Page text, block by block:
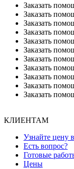
Заказать
Заказать
Заказать
Заказать
Заказать
Заказать
Заказать
Заказать
Заказать
Заказать
Заказать
КЛИЕНТАМ
Узнайте цену
Есть вопрос?
Готовые
Цены